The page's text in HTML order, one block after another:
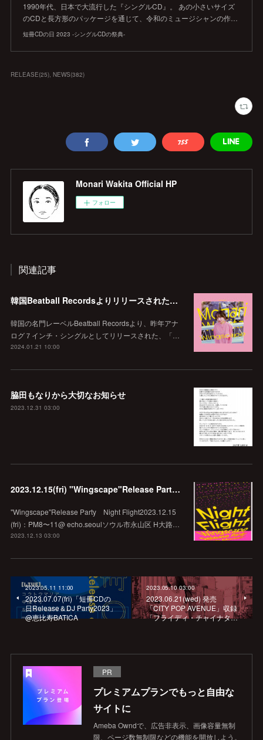
1990年代、日本で大流行した『シングルCD』。 あの小さいサイズ
のCDと長方形のパッケージを通じて、令和のミュージシャンの作…
短冊CDの日 2023 -シングルCDの祭典-
RELEASE(25) NEWS(382)
Monari Wakita Official HP
フォロー
関連記事
韓国Beatball Recordsよりリリースされた「WINGSCAPE」（Korean ver.）VIVID SOUNDで、1/28(日)発売決定！
韓国の名門レーベルBeatball Recordsより、昨年アナ
ログ７インチ・シングルとしてリリースされた、「…
2024.01.21 10:00
脇田もなりから大切なお知らせ
2023.12.31 03:00
2023.12.15(fri) "Wingscape"Release Party Night Flight @echo.seoul
"Wingscape"Release Party Night Flight2023.12.15
(fri)：PM8〜11@ echo.seoulソウル市永山区 H大路…
2023.12.13 03:00
2023.05.11 11:00
2023.07.07(fri)「短冊CDの
日Release＆DJ Party2023」
@恵比寿BATICA
2023.05.10 03:00
2023.06.21(wed) 発売
「CITY POP AVENUE」収録
「フライディ・チャイナタ…
PR
プレミアムプランでもっと自由な
サイトに
Ameba Owndで、広告非表示、画像容量無制
限、ページ数無制限などの機能を開放しよう。